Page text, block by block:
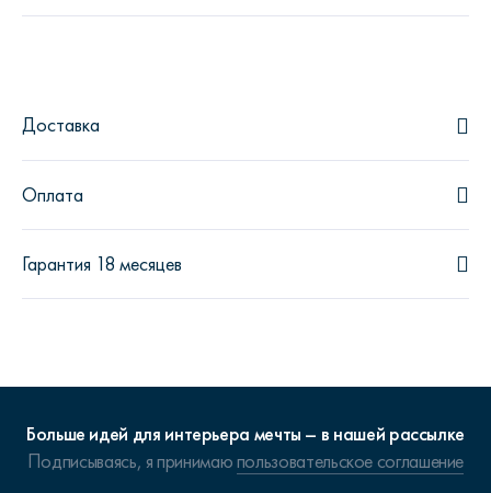
Доставка
Оплата
Гарантия 18 месяцев
Больше идей для интерьера мечты – в нашей рассылке
Подписываясь, я принимаюпользовательское соглашение